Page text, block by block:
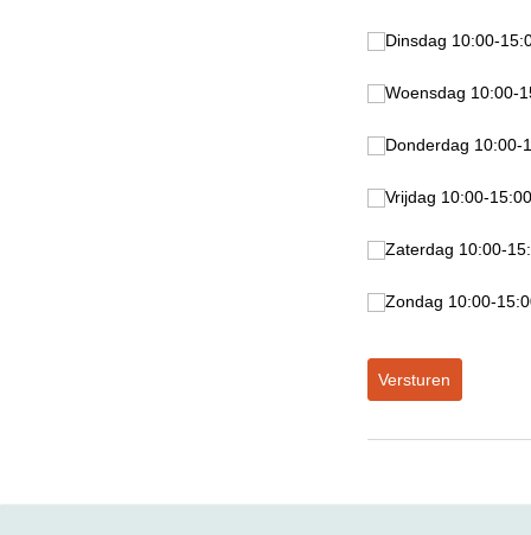
Dinsdag 10:00-
Dinsdag 10:00-
Woensdag 10:00-
Woensdag 10:00-
Donderdag 10:00-
Donderdag 10:00-
Vrijdag 10:00-15:00
Vrijdag 10:00-15:00
Zaterdag 10:00-
Zaterdag 10:00-
Zondag 10:00-15:00
Zondag 10:00-
Versturen